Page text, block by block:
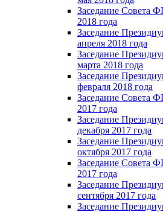
Заседание Совета
2018 года
Заседание
апреля 2018 года
Заседание
марта 2018 года
Заседание
февраля 2018 года
Заседание Совета
2017 года
Заседание
декабря 2017 года
Заседание
октября 2017 года
Заседание Совета
2017 года
Заседание
сентября 2017 года
Заседание